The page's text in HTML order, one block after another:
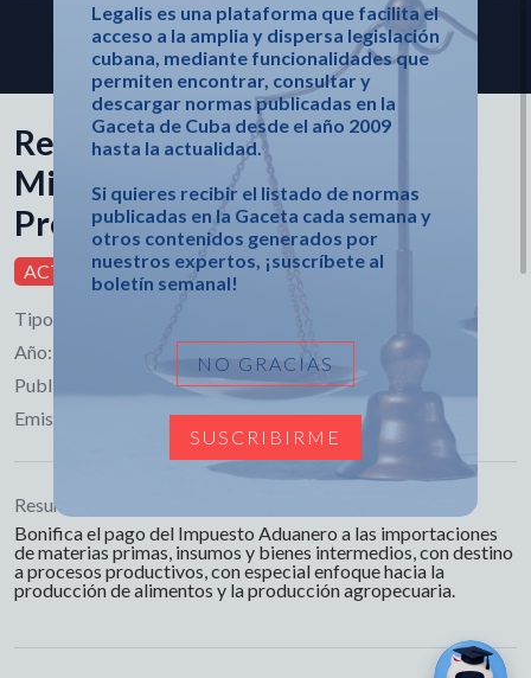
Legalis es una plataforma que facilita el
acceso a la amplia y dispersa legislación
cubana, mediante funcionalidades que
permiten encontrar, consultar y
descargar normas publicadas en la
Gaceta de Cuba desde el año 2009
hasta la actualidad.
Si quieres recibir el listado de normas
publicadas en la Gaceta cada semana y
otros contenidos generados por
nuestros expertos, ¡suscríbete al
boletín semanal!
NO GRACIAS
SUSCRIBIRME
OTRAS OPCIONES DE BÚSQUEDA
Resolución 7 de 2024 de
Ministerio de Finanzas y
Precios
ACTIVA
Tipo:
Año:
Publicado en:
Gaceta Ordinaria No. 8
Emisor:
Ministerio de Finanzas y Precios
Resumen:
Bonifica el pago del Impuesto Aduanero a las importaciones
de materias primas, insumos y bienes intermedios, con destino
a procesos productivos, con especial enfoque hacia la
producción de alimentos y la producción agropecuaria.